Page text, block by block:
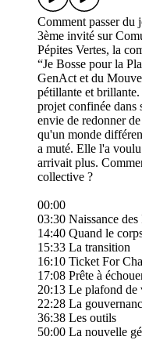
Comment passer du
3ème invité sur
Pépites Vertes, la
“Je Bosse pour la
GenAct et du
pétillante et
projet confinée dans
envie de redonner
qu'un monde
a muté. Elle l'a
arrivait plus.
collective ?
00:00
03:30 Naissance des
14:40 Quand le
15:33 La transition
16:10 Ticket For
17:08 Prête à
20:13 Le plafond de
22:28 La
36:38 Les outils
50:00 La nouvelle